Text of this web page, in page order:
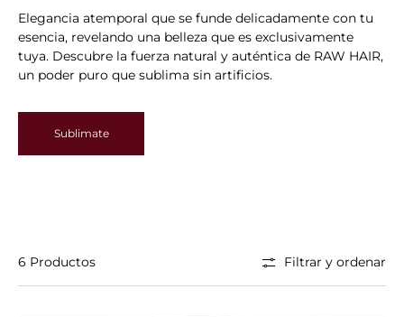
Elegancia atemporal que se funde delicadamente con tu
esencia, revelando una belleza que es exclusivamente
tuya. Descubre la fuerza natural y auténtica de RAW HAIR,
un poder puro que sublima sin artificios.
Sublimate
6 Productos Filtrar y ordenar